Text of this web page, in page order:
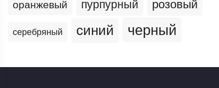
оранжевый пурпурный розовый
серебряный синий черный